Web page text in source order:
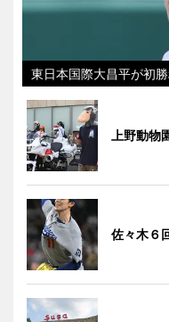
東日本国際大昌平が初
上野動
佐々木６